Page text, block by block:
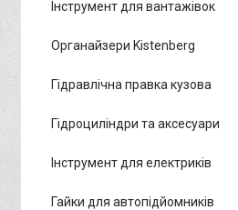
Інструмент для вантажівок
Органайзери Kistenberg
Гідравлічна правка кузова
Гідроциліндри та аксесуари
Інструмент для електриків
Гайки для автопідйомників